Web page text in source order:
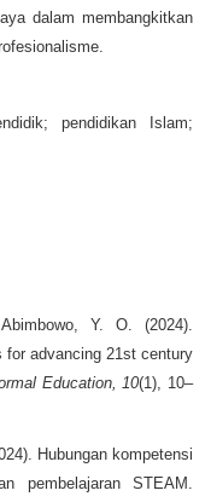
dalam membangkitkan
pendidikan Islam;
Y. O. (2024).
for advancing 21st century
Education, 10(1), 10–
Hubungan kompetensi
pembelajaran STEAM.